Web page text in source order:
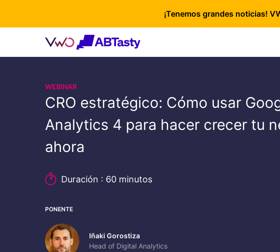
WEBINAR
CRO estratégico: Cómo usar
Analytics 4 para hacer crecer tu
ahora
Duración : 60 minutos
PONENTE
Iñaki Gorostiza
Head of Digital Analytics
¡Tenemos grandes noticias!